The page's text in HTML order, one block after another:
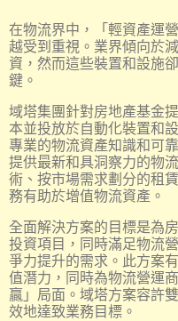
在物流界中，「輕資產運
越受到重視。業界傾向於
資，然而這些裝置和設施
鍵。
域塔集團針對房地產基金
本並投放於自動化裝置和
專業的物流資產知識和可
提供最新和具洞察力的物
術、按市場需求劃分的租
務有助於增值物流資產。
全面解決方案的目標是為
投資項目，同時滿足物流
爭力提升的需求。此方案
值潛力，同時為物流營運
贏」局面。域塔方案容許
效地達致業務目標。